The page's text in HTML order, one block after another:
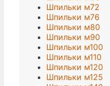
Шпильки м72
Шпильки м76
Шпильки м80
Шпильки м90
Шпильки м100
Шпильки м110
Шпильки м120
Шпильки м125